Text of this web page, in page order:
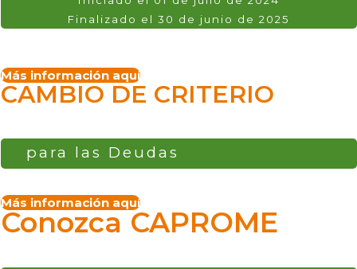
Finalizado el 30 de junio de 2025
Más información aquí
CAMBIO DE CRITERIO
para las Deudas
Más información aquí
Conozca CAPROME